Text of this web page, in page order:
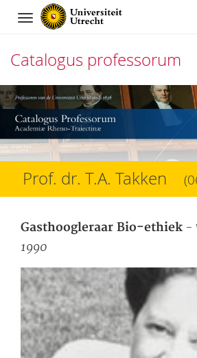
Navigation
Catalogus professorum
Direct
naar
het
inhoud
Prof. dr. T.A. Takken
Gasthoogleraar Bio-ethiek -
1990